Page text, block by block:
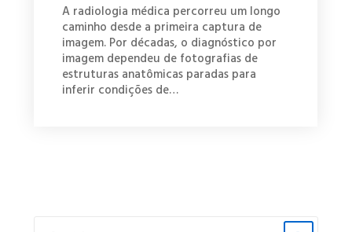
A radiologia médica percorreu um longo
caminho desde a primeira captura de
imagem. Por décadas, o diagnóstico por
imagem dependeu de fotografias de
estruturas anatômicas paradas para
inferir condições de…